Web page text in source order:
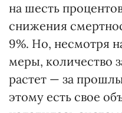
на шесть
снижения
9%. Но, несмотря
меры, количество
растет — за
этому есть свое